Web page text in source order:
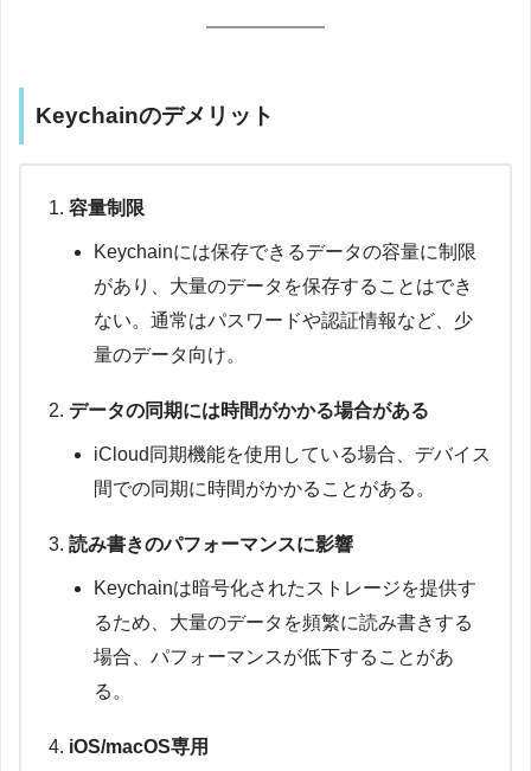
Keychainのデメリット
容量制限
Keychainには保存できるデータの容量に制限
があり、大量のデータを保存することはでき
ない。通常はパスワードや認証情報など、少
量のデータ向け。
データの同期には時間がかかる場合がある
iCloud同期機能を使用している場合、デバイス
間での同期に時間がかかることがある。
読み書きのパフォーマンスに影響
Keychainは暗号化されたストレージを提供す
るため、大量のデータを頻繁に読み書きする
場合、パフォーマンスが低下することがあ
る。
iOS/macOS専用